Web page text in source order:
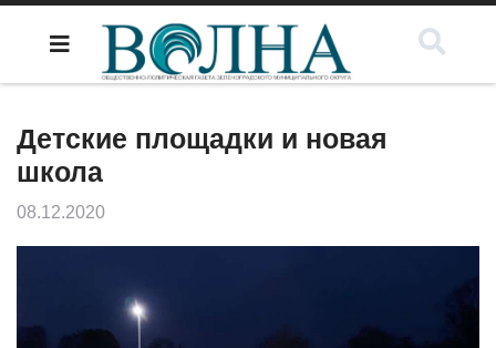
Детские площадки и новая
школа
08.12.2020